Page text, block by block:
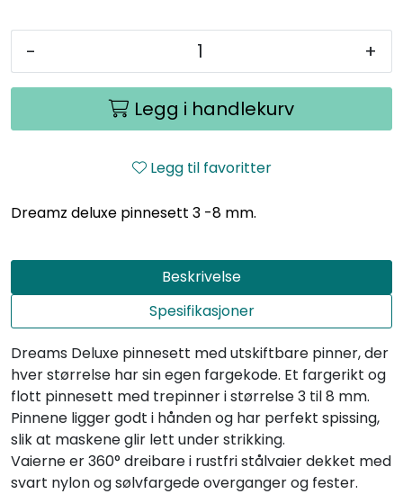
- +
Legg i handlekurv
Legg til favoritter
Dreamz deluxe pinnesett 3 -8 mm.
Beskrivelse
Spesifikasjoner
Dreams Deluxe pinnesett med utskiftbare pinner, der
hver størrelse har sin egen fargekode. Et fargerikt og
flott pinnesett med trepinner i størrelse 3 til 8 mm.
Pinnene ligger godt i hånden og har perfekt spissing,
slik at maskene glir lett under strikking.
Vaierne er 360° dreibare i rustfri stålvaier dekket med
svart nylon og sølvfargede overganger og fester.